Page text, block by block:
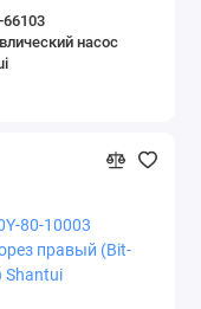
66103
насос